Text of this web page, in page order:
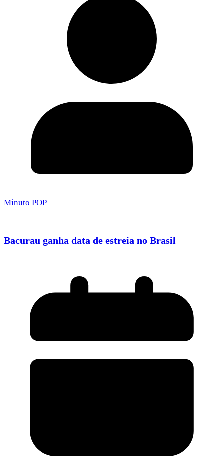
Minuto POP
Bacurau ganha data de estreia no Brasil